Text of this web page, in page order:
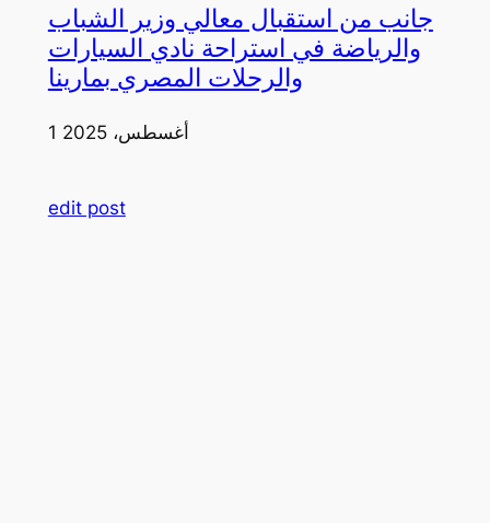
جانب من استقبال معالي وزير الشباب
والرياضة في استراحة نادي السيارات
والرحلات المصري بمارينا
1 أغسطس، 2025
edit post